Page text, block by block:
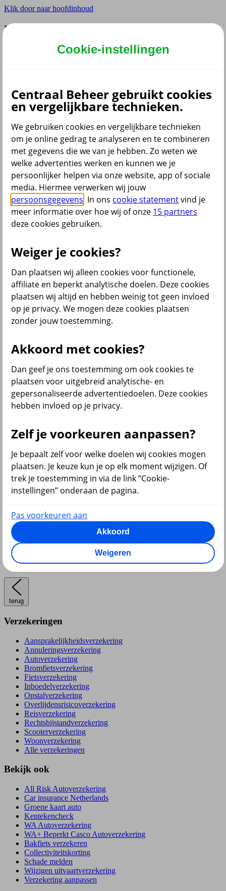
Klik door naar hoofdinhoud
Hoofdmenu navigatie
Instellingen
Dyslexie lettertype
Aan / Uit
Cookies aanpassen
Producten
Situaties Klantenservice
terug
Producten
Verzekeringen
Beleggen
Pensioen en lijfrente
terug
Verzekeringen
Aansprakelijkheidsverzekering
Annuleringsverzekering
Autoverzekering
Bromfietsverzekering
Fietsverzekering
Inboedelverzekering
Opstalverzekering
Overlijdensrisicoverzekering
Reisverzekering
Rechtsbijstandverzekering
Scooterverzekering
Woonverzekering
Alle verzekeringen
Bekijk ook
All Risk Autoverzekering
Car insurance Netherlands
Groene kaart auto
Kentekencheck
WA Autoverzekering
WA+ Beperkt Casco Autoverzekering
Bakfiets verzekeren
Collectiviteitskorting
Schade melden
Wijzigen uitvaartverzekering
Verzekering aanpassen
Cookie-instellingen
Centraal Beheer gebruikt cookies
en vergelijkbare technieken.
We gebruiken cookies en vergelijkbare technieken
om je online gedrag te analyseren en te combineren
met gegevens die we van je hebben. Zo weten we
welke advertenties werken en kunnen we je
persoonlijker helpen via onze website, app of sociale
media. Hiermee verwerken wij jouw
persoonsgegevens . In ons cookie statementvind je
meer informatie over hoe wij of onze 15 partners
deze cookies gebruiken.
Weiger je cookies?
Dan plaatsen wij alleen cookies voor functionele,
affiliate en beperkt analytische doelen. Deze cookies
plaatsen wij altijd en hebben weinig tot geen invloed
op je privacy. We mogen deze cookies plaatsen
zonder jouw toestemming.
Akkoord met cookies?
Dan geef je ons toestemming om ook cookies te
plaatsen voor uitgebreid analytische- en
gepersonaliseerde advertentiedoelen. Deze cookies
hebben invloed op je privacy.
Zelf je voorkeuren aanpassen?
Je bepaalt zelf voor welke doelen wij cookies mogen
plaatsen. Je keuze kun je op elk moment wijzigen. Of
trek je toestemming in via de link “Cookie-
instellingen” onderaan de pagina.
Pas voorkeuren aan
Akkoord
Weigeren